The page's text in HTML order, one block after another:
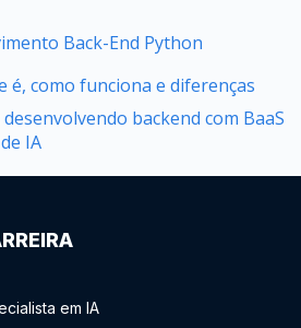
Back-End Python
é, como funciona e diferenças
backend com BaaS
IA
em IA